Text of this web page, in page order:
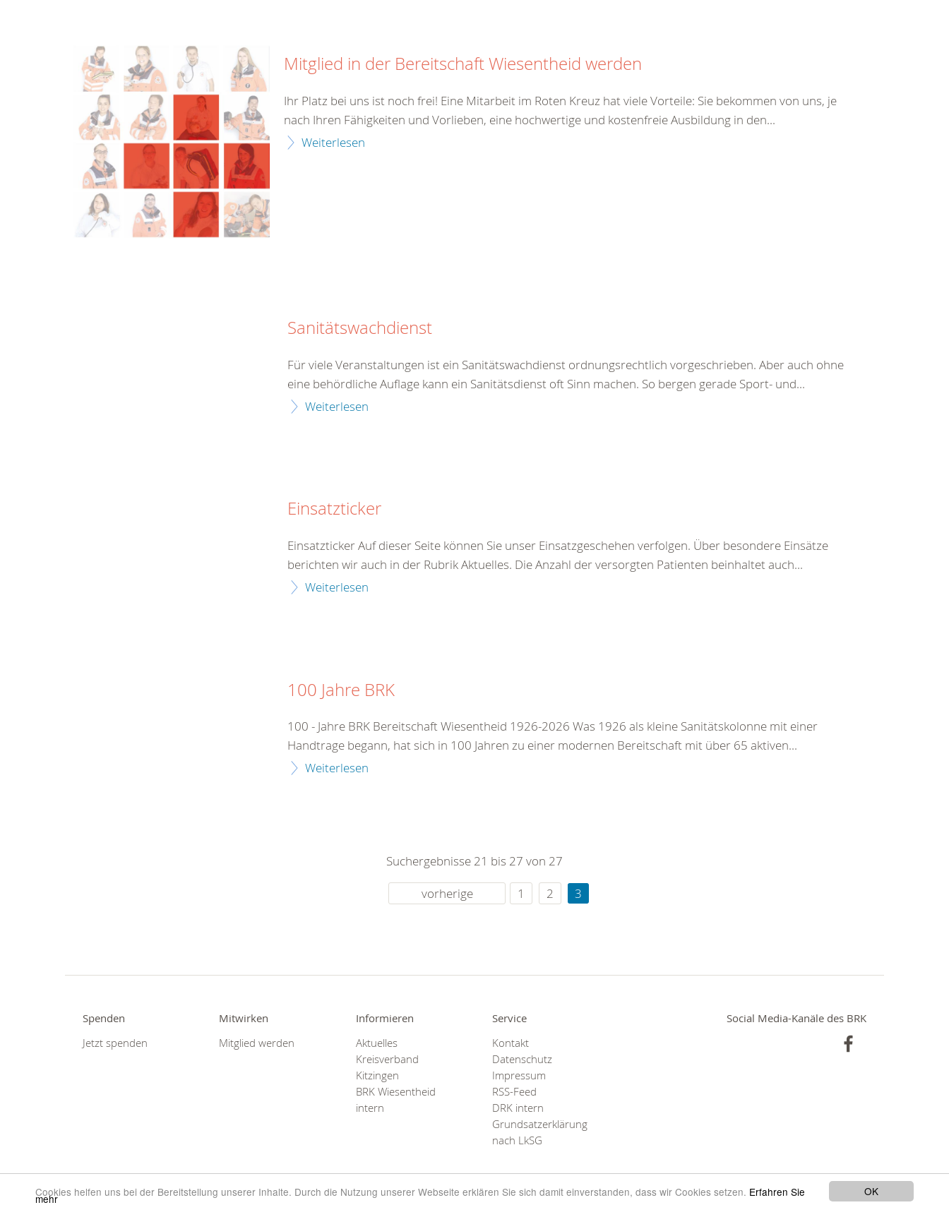
OK
Cookies helfen uns bei der Bereitstellung unserer Inhalte. Durch die Nutzung unserer Webseite erklären Sie sich damit einverstanden, dass wir Cookies setzen. Erfahren Sie
mehr
Mitglied in der Bereitschaft Wiesentheid werden
Ihr Platz bei uns ist noch frei! Eine Mitarbeit im Roten Kreuz hat viele Vorteile: Sie bekommen von uns, je
nach Ihren Fähigkeiten und Vorlieben, eine hochwertige und kostenfreie Ausbildung in den...
Weiterlesen
Sanitätswachdienst
Für viele Veranstaltungen ist ein Sanitätswachdienst ordnungsrechtlich vorgeschrieben. Aber auch ohne
eine behördliche Auflage kann ein Sanitätsdienst oft Sinn machen. So bergen gerade Sport- und...
Weiterlesen
Einsatzticker
Einsatzticker Auf dieser Seite können Sie unser Einsatzgeschehen verfolgen. Über besondere Einsätze
berichten wir auch in der Rubrik Aktuelles. Die Anzahl der versorgten Patienten beinhaltet auch...
Weiterlesen
100 Jahre BRK
100 - Jahre BRK Bereitschaft Wiesentheid 1926-2026 Was 1926 als kleine Sanitätskolonne mit einer
Handtrage begann, hat sich in 100 Jahren zu einer modernen Bereitschaft mit über 65 aktiven...
Weiterlesen
Suchergebnisse 21 bis 27 von 27
vorherige
1 2 3
Spenden
Jetzt spenden
Mitwirken
Mitglied werden
Informieren
Aktuelles
Kreisverband
Kitzingen
BRK Wiesentheid
intern
Service
Kontakt
Datenschutz
Impressum
RSS-Feed
DRK intern
Grundsatzerklärung
nach LkSG
Social Media-Kanäle des BRK